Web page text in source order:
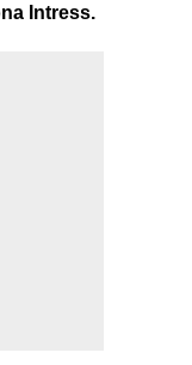
Intress.